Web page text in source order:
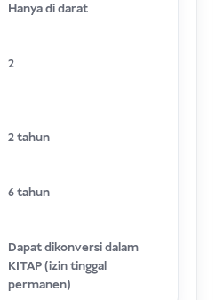
Hanya di darat
2
2 tahun
6 tahun
Dapat dikonversi dalam
KITAP (izin tinggal
permanen)